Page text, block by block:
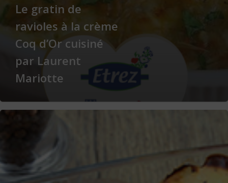
Le gratin de
ravioles à la crème
Coq d’Or cuisiné
par Laurent
Mariotte